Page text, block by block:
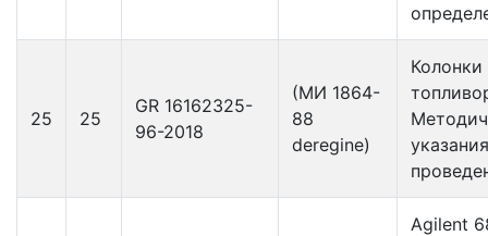
25 25
GR 16162325-
96-2018
(МИ 1864-
88
deregine)
Колонки
Agilent